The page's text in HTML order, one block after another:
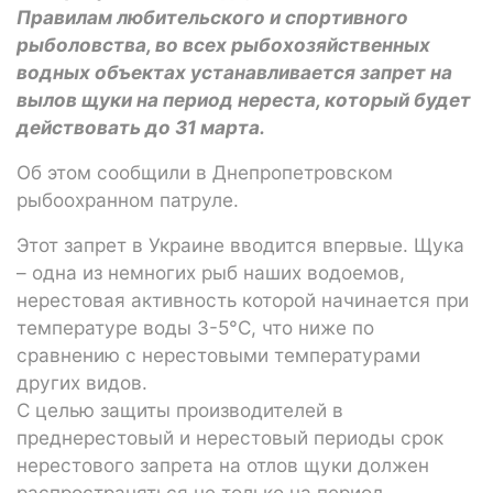
Правилам любительского и спортивного
рыболовства, во всех рыбохозяйственных
водных объектах устанавливается запрет на
вылов щуки на период нереста, который будет
действовать до 31 марта.
Об этом сообщили в Днепропетровском
рыбоохранном патруле.
Этот запрет в Украине вводится впервые. Щука
– одна из немногих рыб наших водоемов,
нерестовая активность которой начинается при
температуре воды 3-5°C, что ниже по
сравнению с нерестовыми температурами
других видов.
С целью защиты производителей в
преднерестовый и нерестовый периоды срок
нерестового запрета на отлов щуки должен